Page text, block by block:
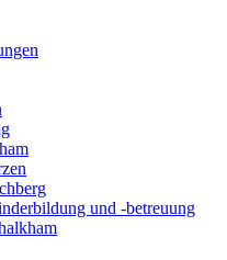
und -betreuung